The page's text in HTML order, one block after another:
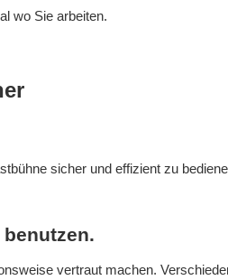
wo Sie arbeiten.
sicher und effizient zu
vertraut machen.